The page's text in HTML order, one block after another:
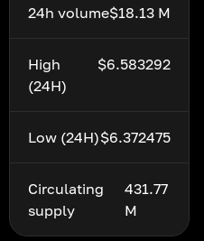
24h volume$18.13 M
High
(24H)
$6.583292
Low (24H)$6.372475
Circulating
supply
431.77
M